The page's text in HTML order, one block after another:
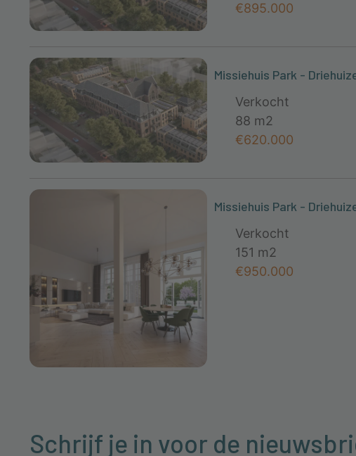
€895.000
Missiehuis Park -
Verkocht
88 m2
€620.000
Missiehuis Park -
Verkocht
151 m2
€950.000
Schrijf je in voor de